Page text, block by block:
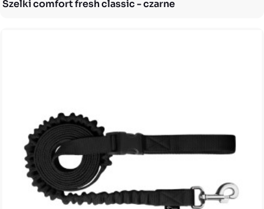
Szelki comfort fresh classic - czarne